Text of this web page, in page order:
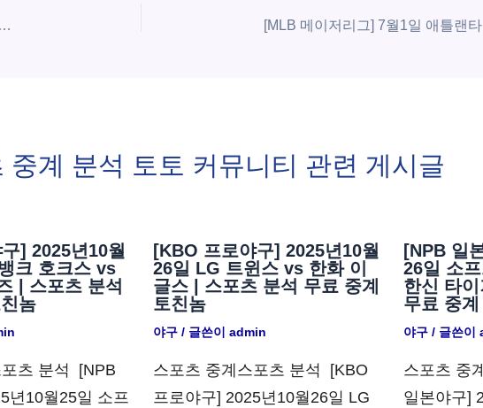
[MLB 메이저리그] 7월1일 토론토 블루제이스 vs 뉴욕 메츠 | 스포츠 분석 무료 중계 토친놈
중계 분석 토토 커뮤니티 관련 게시글
] 2025년10월
크 호크스 vs
| 스포츠 분석
놈
츠 분석 ​ [NPB
년10월25일 소프
[KBO 프로야구] 2025년10월
26일 LG 트윈스 vs 한화 이
글스 | 스포츠 분석 무료 중계
토친놈
야구/ 글쓴이 admin
스포츠 중계스포츠 분석 ​ [KBO
프로야구] 2025년10월26일 LG
[NPB 일
26일 소
한신 타
무료 중
야구 / 글쓴이
스포츠 중
일본야구]